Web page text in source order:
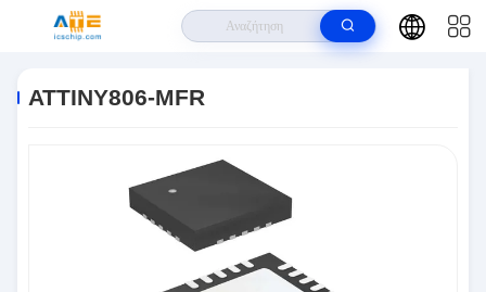
ATTINY806-MFR